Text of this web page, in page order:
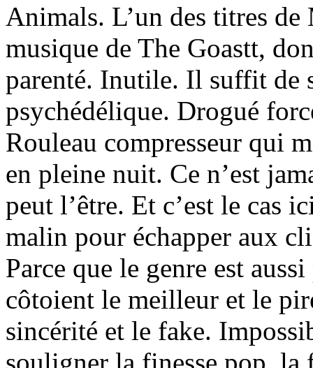
Animals. L’un des titres
musique de The Goastt,
parenté. Inutile. Il suffit de
psychédélique. Drogué
Rouleau compresseur qui
en pleine nuit. Ce n’est
peut l’être. Et c’est le cas
malin pour échapper aux
Parce que le genre est
côtoient le meilleur et le
sincérité et le fake.
souligner la finesse pop,